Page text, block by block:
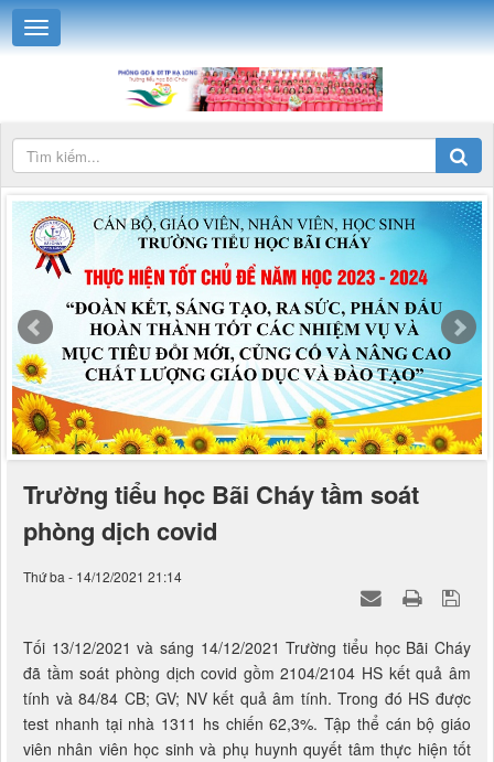
Trường tiểu học Bãi Cháy tầm soát
phòng dịch covid
Thứ ba - 14/12/2021 21:14
Tối 13/12/2021 và sáng 14/12/2021 Trường tiểu học Bãi Cháy
đã tầm soát phòng dịch covid gồm 2104/2104 HS kết quả âm
tính và 84/84 CB; GV; NV kết quả âm tính. Trong đó HS được
test nhanh tại nhà 1311 hs chiến 62,3%. Tập thể cán bộ giáo
viên nhân viên học sinh và phụ huynh quyết tâm thực hiện tốt